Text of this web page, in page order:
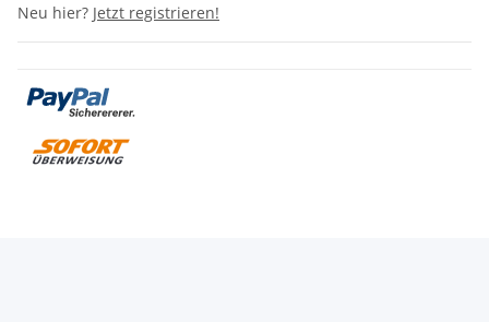
Neu hier? Jetzt registrieren!